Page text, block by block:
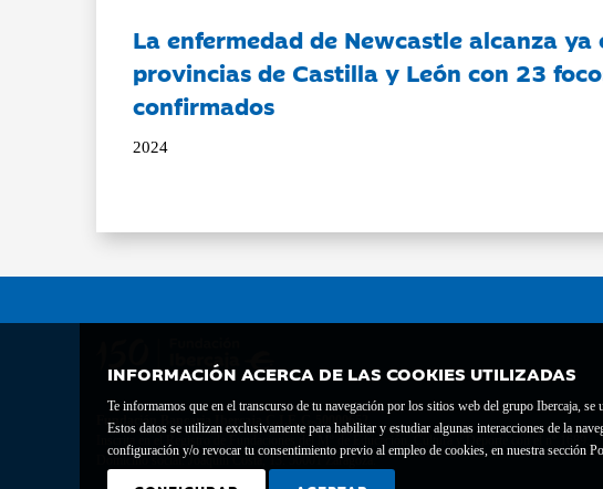
INFORMACIÓN ACERCA DE LAS COOKIES UTILIZADAS
Te informamos que en el transcurso de tu navegación por los sitios web del grupo Ibercaja,
Estos datos se utilizan exclusivamente para habilitar y estudiar algunas interacciones de la
configuración y/o revocar tu consentimiento previo al empleo de cookies, en nuestra sección
La enfermedad de Newcastle alcanza ya
provincias de Castilla y León con 23
confirmados
2024
Fundación Bancaria Ibercaja C.I.F. G-50000652.
Inscrita en el Registro de Fundaciones del Mº de Educación, Cultura y Deporte con el nº 1689.
Domicilio social: Joaquín Costa, 13. 50001 Zaragoza.